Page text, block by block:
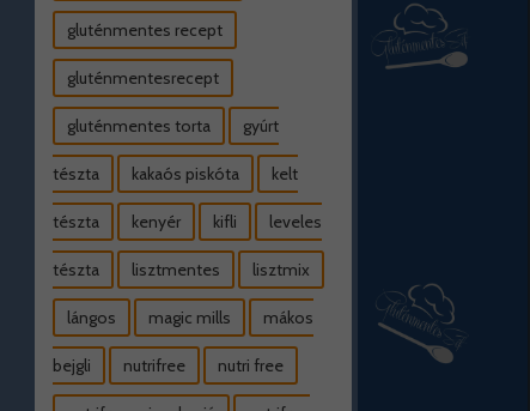
gluténmentes recept
gluténmentesrecept
gluténmentes torta gyúrt
tészta kakaós piskóta kelt
tészta kenyér kifli leveles
tészta lisztmentes lisztmix
lángos magic mills mákos
bejgli nutrifree nutri free